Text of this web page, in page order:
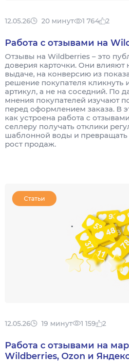
12.05.26 20 минут 1 764 2
Работа с отзывами на
Отзывы на Wildberries – это
доверия карточки. Они влияют
выдаче, на конверсию из
решение покупателя кликнуть
артикул, а не на соседний. По
мнения покупателей изучают
перед оформлением заказа. В
как устроена работа с
селлеру получать отклики
шаблонной воды и превращать
рост продаж.
Статьи
12.05.26 19 минут 1 159 2
Работа с отзывами на
Wildberries, Ozon и